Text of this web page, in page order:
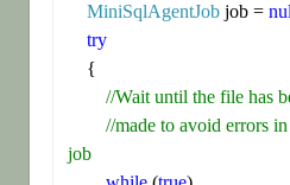
MiniSqlAgentJob job =
try
//Wait until the file has
//made to avoid errors
job